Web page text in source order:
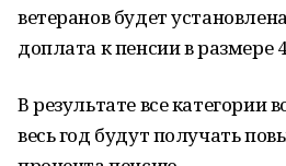
ветеранов будет
доплата к пенсии в размере
В результате все категории
весь год будут получать